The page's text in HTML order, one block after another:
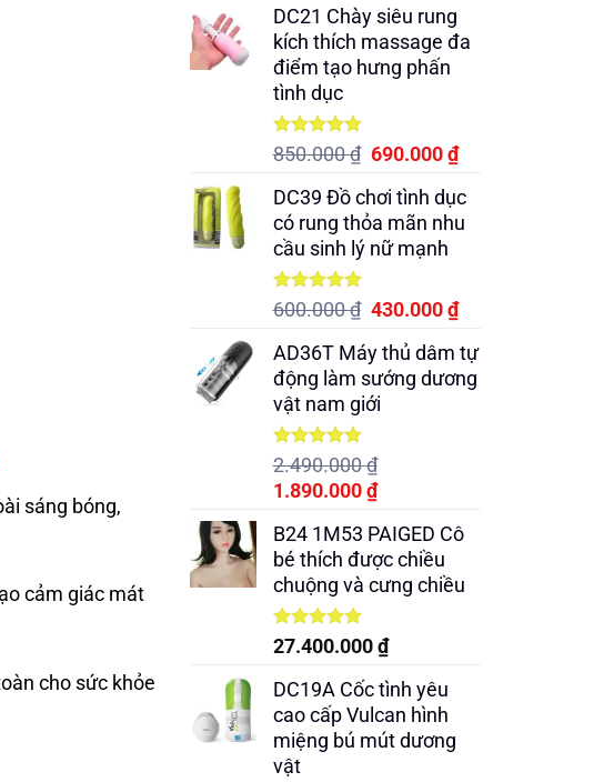
sáng bóng,
cảm giác mát
cho sức khỏe
DC21 Chày siêu rung
kích thích massage đa
điểm tạo hưng phấn
tình dục
Được xếp
hạng5.00
850.000₫ Giá
là:
850.000 ₫.
690.000₫Giá
tại
là:
DC39 Đồ chơi tình dục
có rung thỏa mãn nhu
cầu sinh lý nữ mạnh
Được xếp
hạng5.00
600.000₫ Giá
là:
600.000 ₫.
430.000₫Giá
tại
là:
AD36T Máy thủ dâm tự
động làm sướng dương
vật nam giới
Được xếp
hạng5.00
5 sao
2.490.000₫
Giá
là:
2.490.000 ₫.
1.890.000₫Giá
tại
là:
1.890.000 ₫.
B24 1M53 PAIGED Cô
bé thích được chiều
chuộng và cưng chiều
Được xếp
hạng5.00
27.400.000₫
DC19A Cốc tình yêu
cao cấp Vulcan hình
miệng bú mút dương
vật